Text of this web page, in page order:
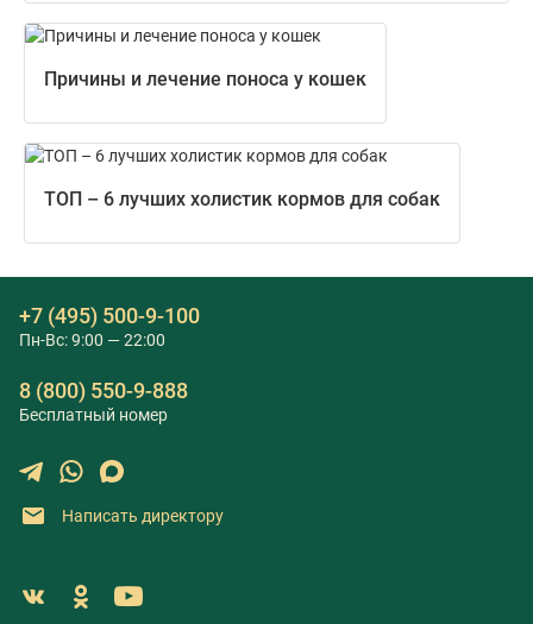
Причины и лечение поноса у кошек
ТОП – 6 лучших холистик кормов для собак
+7 (495) 500-9-100
Пн-Вс: 9:00 — 22:00
8 (800) 550-9-888
Бесплатный номер
Написать директору